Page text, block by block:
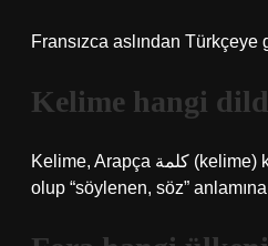
Fransızca aslından
Kelime hangi
Kelime, Arapça كلمة (kelime) kelimesinden türemiş
olup “söylenen, söz”